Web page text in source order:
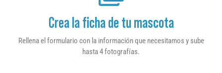
Crea la ficha de tu mascota
Rellena el formulario con la información que necesitamos y sube
hasta 4 fotografías.